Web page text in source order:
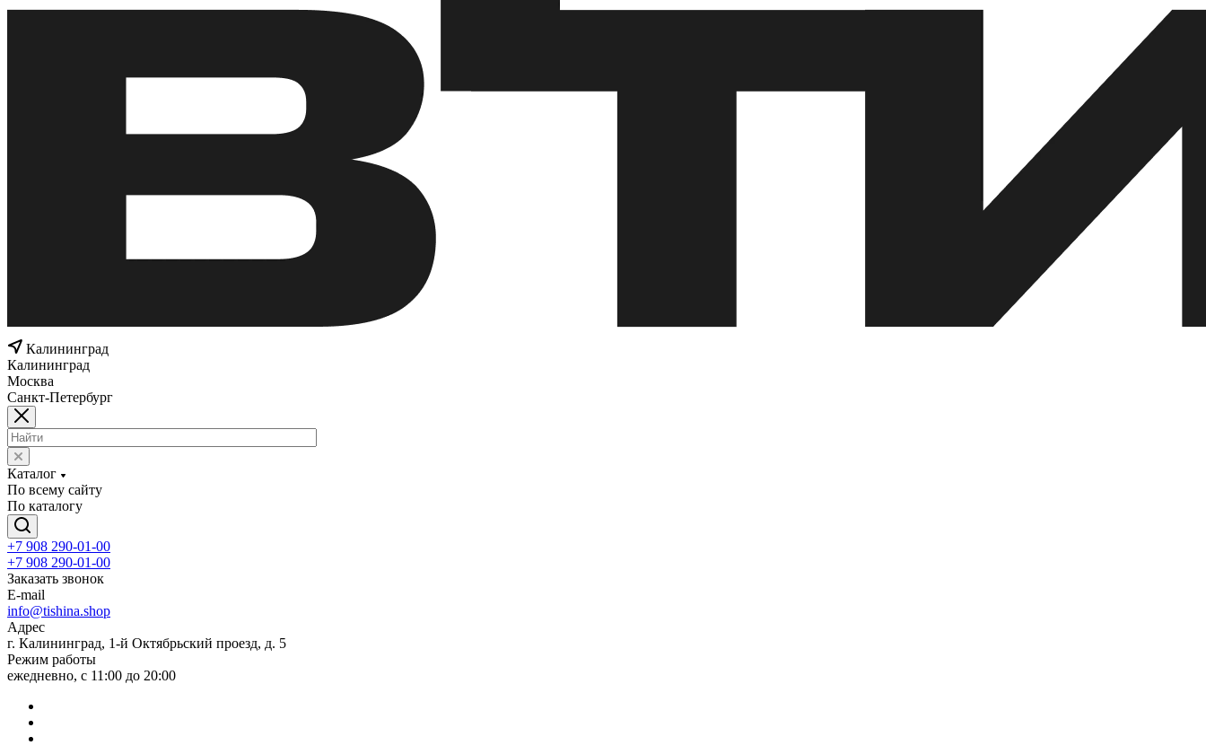
Калининград
Калининград
Москва
Санкт-Петербург
Каталог
По всему сайту
По каталогу
+7 908 290-01-00
+7 908 290-01-00
Заказать звонок
E-mail
info@tishina.shop
Адрес
г. Калининград, 1-й Октябрьский проезд, д. 5
Режим работы
ежедневно, с 11:00 до 20:00